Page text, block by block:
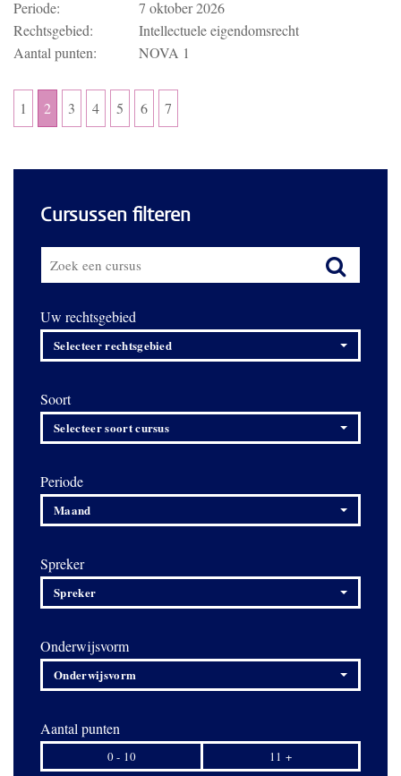
Periode:
7 oktober 2026
Rechtsgebied:
Intellectuele eigendomsrecht
Aantal punten:
NOVA 1
1 2 3 4 5 6 7
Cursussen filteren
Uw rechtsgebied
Selecteer rechtsgebied
Soort
Selecteer soort cursus
Periode
Maand
Spreker
Spreker
Onderwijsvorm
Onderwijsvorm
Aantal punten
0 - 10 11 +